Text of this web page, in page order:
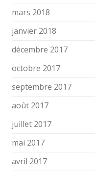
mars 2018
janvier 2018
décembre 2017
octobre 2017
septembre 2017
août 2017
juillet 2017
mai 2017
avril 2017